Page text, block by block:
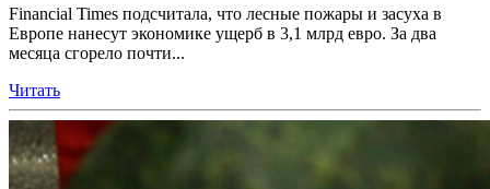
Financial Times подсчитала, что лесные пожары и засуха в
Европе нанесут экономике ущерб в 3,1 млрд евро. За два
месяца сгорело почти...
Читать